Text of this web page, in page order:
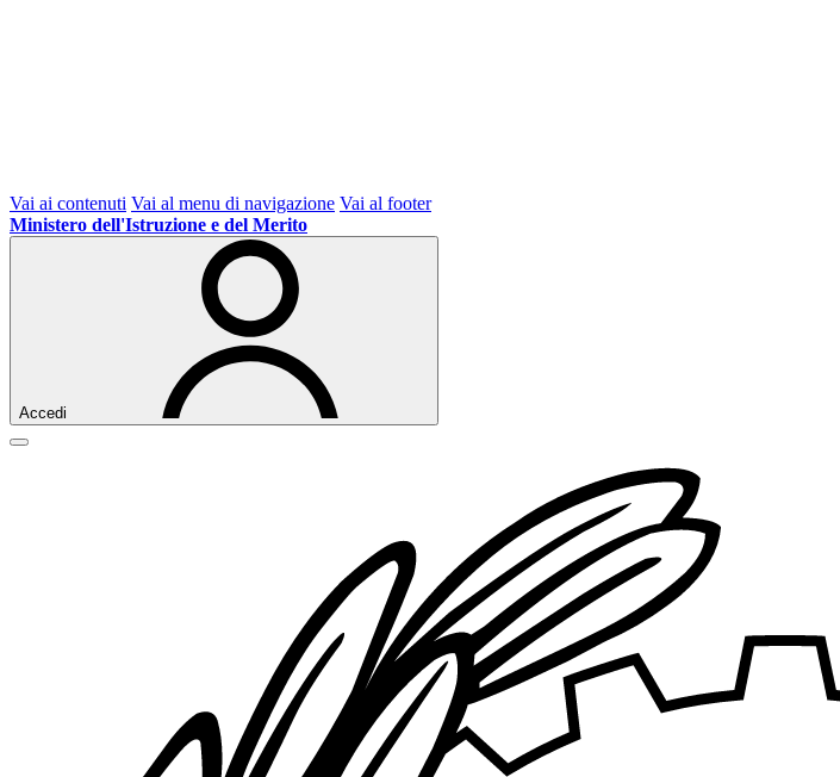
Vai ai contenuti Vai al menu di navigazione Vai al footer
Ministero dell'Istruzione e del Merito
Accedi